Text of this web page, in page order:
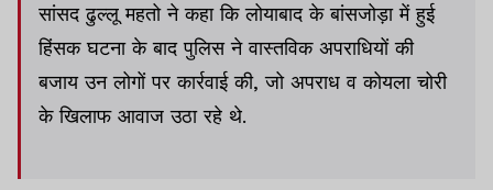
सांसद ढुल्लू महतो ने कहा कि लोयाबाद के बांसजोड़ा में हुई
हिंसक घटना के बाद पुलिस ने वास्तविक अपराधियों की
बजाय उन लोगों पर कार्रवाई की, जो अपराध व कोयला चोरी
के खिलाफ आवाज उठा रहे थे.